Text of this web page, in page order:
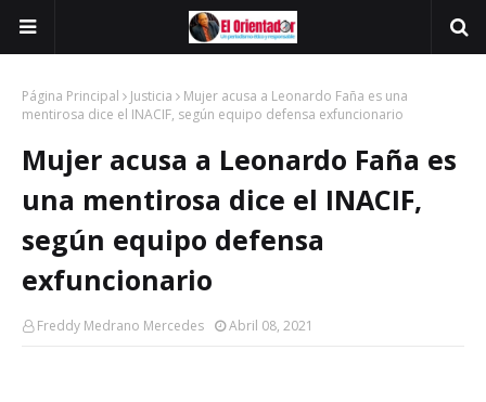
Página Principal Justicia
Mujer acusa a Leonardo Faña es una
mentirosa dice el INACIF, según equipo defensa exfuncionario
Mujer acusa a Leonardo Faña es
una mentirosa dice el INACIF,
según equipo defensa
exfuncionario
Freddy Medrano Mercedes Abril 08, 2021